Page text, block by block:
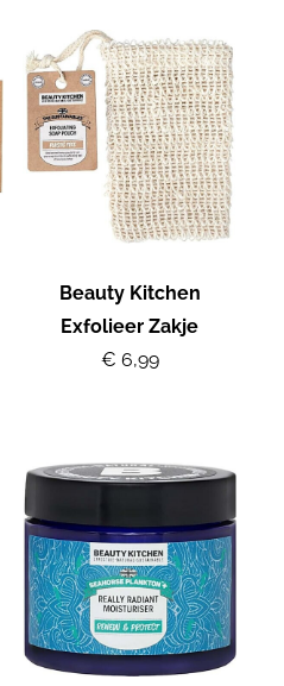
Beauty Kitchen
Exfolieer Zakje
€ 6,99